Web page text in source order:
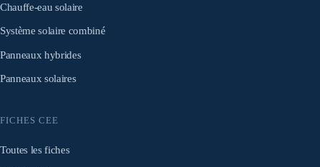
Chauffe-eau solaire
Système solaire combiné
Panneaux hybrides
Panneaux solaires
FICHES CEE
Toutes les fiches